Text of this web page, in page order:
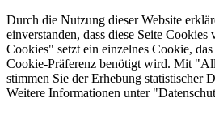
Durch die Nutzung dieser Website
einverstanden, dass diese Seite
Cookies" setzt ein einzelnes Cookie,
Cookie-Präferenz benötigt wird. Mit
stimmen Sie der Erhebung statistischer
Weitere Informationen unter